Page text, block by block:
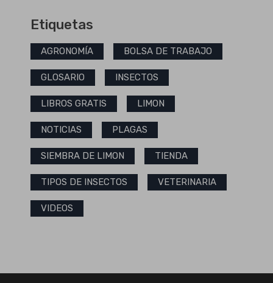
Etiquetas
AGRONOMÍA BOLSA DE TRABAJO
GLOSARIO INSECTOS
LIBROS GRATIS LIMON
NOTICIAS PLAGAS
SIEMBRA DE LIMON TIENDA
TIPOS DE INSECTOS VETERINARIA
VIDEOS